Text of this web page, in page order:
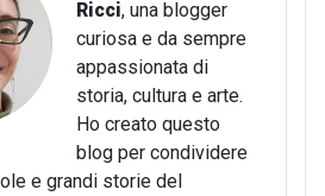
Ricci, una blogger
curiosa e da sempre
appassionata di
storia, cultura e arte.
Ho creato questo
blog per condividere
e grandi storie del